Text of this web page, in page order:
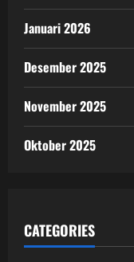
Januari 2026
Desember 2025
November 2025
Oktober 2025
CATEGORIES